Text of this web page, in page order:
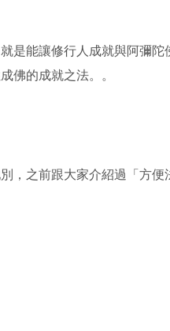
是能讓修行人成就與阿彌
佛的成就之法。。
，之前跟大家介紹過「方便